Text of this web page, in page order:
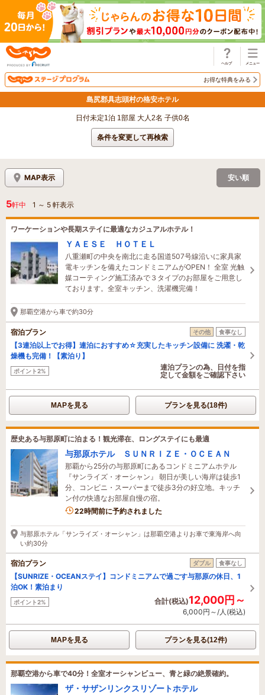
お得な特典をみる
島尻郡具志頭村の格安ホテル
日付未定1泊 1部屋 大人2名 子供0名
条件を変更して再検索
MAP表示 安い順
5軒中 1 ～ 5 軒表示
ワーケーションや長期ステイに最適なカジュアルホテル！
ＹＡＥＳＥ ＨＯＴＥＬ
八重瀬町の中央を南北に走る国道507号線沿いに家具家
電キッチンを備えたコンドミニアムがOPEN！ 全室 光触
媒コーティング施工済みで３タイプのお部屋をご用意し
ております。全室キッチン、洗濯機完備！
那覇空港から車で約30分
宿泊プラン その他 食事なし
【3連泊以上でお得】連泊におすすめ☆充実したキッチン設備に 洗濯・乾
燥機も完備！【素泊り】
ポイント2%
連泊プランの為、日付を指
定して金額をご確認下さい
MAPを見る プランを見る(18件)
歴史ある与那原町に泊まる！観光滞在、ロングステイにも最適
与那原ホテル ＳＵＮＲＩＺＥ・ＯＣＥＡＮ
那覇から25分の与那原町にあるコンドミニアムホテル
『サンライズ・オーシャン』 朝日が美しい海岸は徒歩1
分、コンビニ・スーパーまで徒歩3分の好立地。キッチ
ン付の快適なお部屋自慢の宿。
22時間前に予約されました
与那原ホテル「サンライズ・オーシャン」は那覇空港よりお車で東海岸へ向
い約30分
宿泊プラン ダブル 食事なし
【SUNRIZE・OCEANステイ】コンドミニアムで過ごす与那原の休日、1
泊OK！素泊まり
ポイント2% 合計(税込)12,000円～
6,000円～/人(税込)
MAPを見る プランを見る(12件)
那覇空港から車で40分！全室オーシャンビュー、青と緑の絶景確約。
ザ・サザンリンクスリゾートホテル